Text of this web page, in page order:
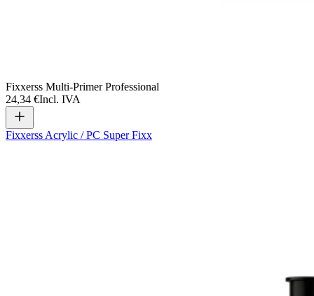
Fixxerss Multi-Primer Professional
24,34 €Incl. IVA
Fixxerss Acrylic / PC Super Fixx